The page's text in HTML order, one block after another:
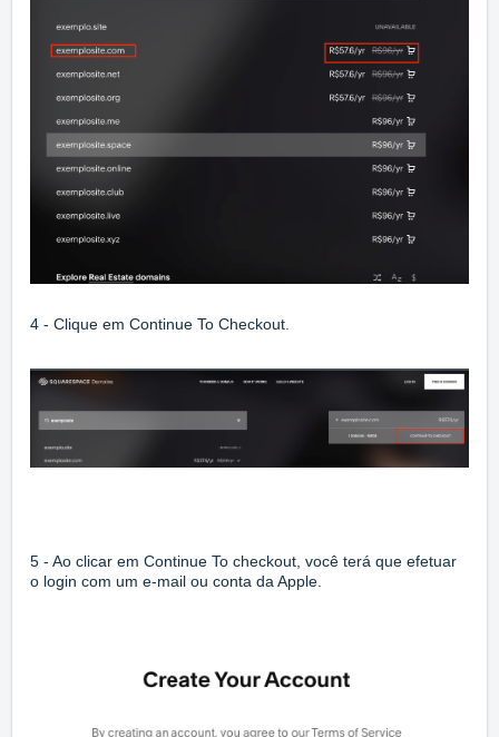
4 - Clique em Continue To Checkout.
5 - Ao clicar em Continue To checkout, você terá que efetuar
o login com um e-mail ou conta da Apple.